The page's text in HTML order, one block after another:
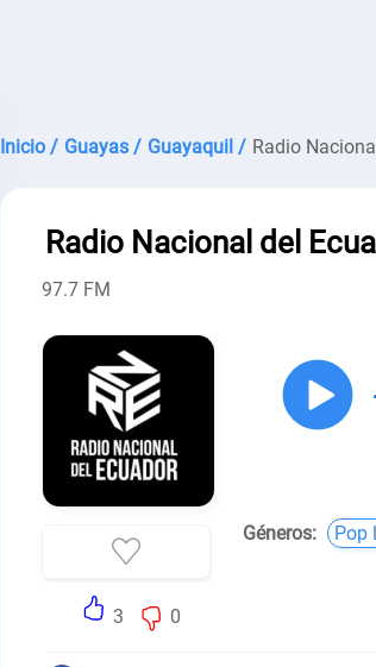
Inicio / Guayas / Guayaquil / Radio
Radio Nacional del
97.7 FM
3 0
Géneros: Pop